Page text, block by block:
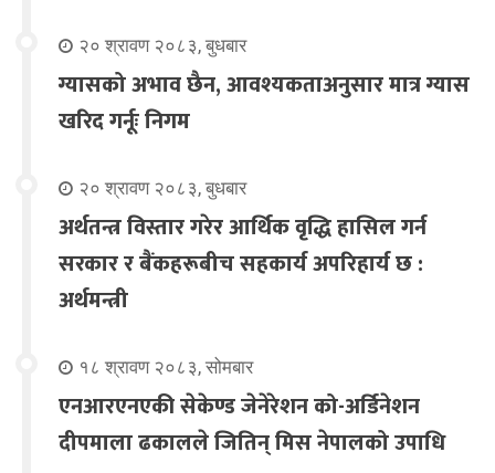
२० श्रावण २०८३, बुधबार
ग्यासको अभाव छैन, आवश्यकताअनुसार मात्र ग्यास
खरिद गर्नूः निगम
२० श्रावण २०८३, बुधबार
अर्थतन्त्र विस्तार गरेर आर्थिक वृद्धि हासिल गर्न
सरकार र बैंकहरूबीच सहकार्य अपरिहार्य छ :
अर्थमन्त्री
१८ श्रावण २०८३, सोमबार
एनआरएनएकी सेकेण्ड जेनेरेशन को-अर्डिनेशन
दीपमाला ढकालले जितिन् मिस नेपालको उपाधि